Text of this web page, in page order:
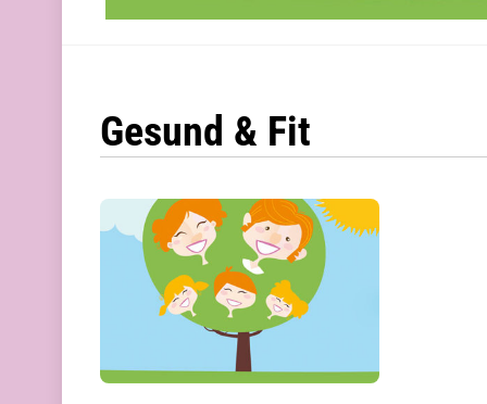
Gesund & Fit